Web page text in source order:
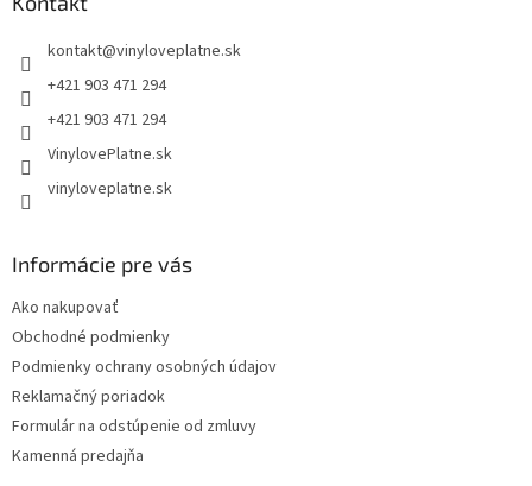
kontakt@vinyloveplatne.sk
+421 903 471 294
+421 903 471 294
VinylovePlatne.sk
vinyloveplatne.sk
Informácie pre vás
Ako nakupovať
Obchodné podmienky
Podmienky ochrany osobných údajov
Reklamačný poriadok
Formulár na odstúpenie od zmluvy
Kamenná predajňa